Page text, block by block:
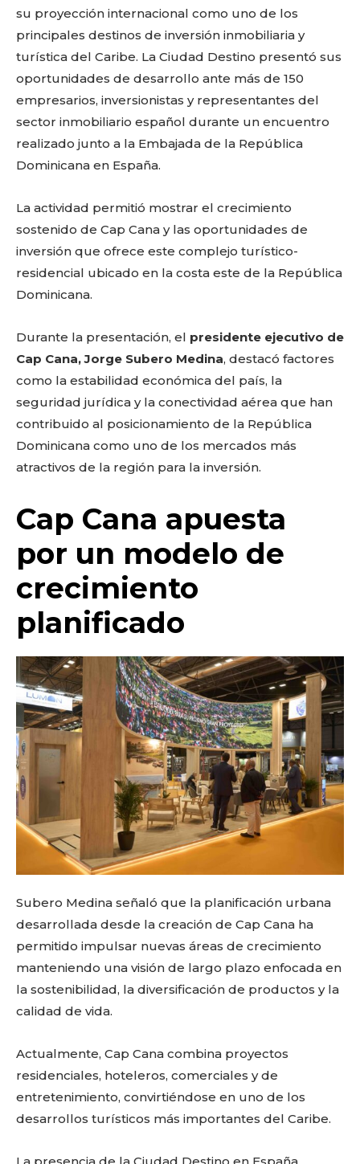
su proyección internacional como uno de los
principales destinos de inversión inmobiliaria y
turística del Caribe. La Ciudad Destino presentó sus
oportunidades de desarrollo ante más de 150
empresarios, inversionistas y representantes del
sector inmobiliario español durante un encuentro
realizado junto a la Embajada de la República
Dominicana en España.
La actividad permitió mostrar el crecimiento
sostenido de Cap Cana y las oportunidades de
inversión que ofrece este complejo turístico-
residencial ubicado en la costa este de la República
Dominicana.
Durante la presentación, el presidente ejecutivo de
Cap Cana, Jorge Subero Medina, destacó factores
como la estabilidad económica del país, la
seguridad jurídica y la conectividad aérea que han
contribuido al posicionamiento de la República
Dominicana como uno de los mercados más
atractivos de la región para la inversión.
Cap Cana apuesta
por un modelo de
crecimiento
planificado
Subero Medina señaló que la planificación urbana
desarrollada desde la creación de Cap Cana ha
permitido impulsar nuevas áreas de crecimiento
manteniendo una visión de largo plazo enfocada en
la sostenibilidad, la diversificación de productos y la
calidad de vida.
Actualmente, Cap Cana combina proyectos
residenciales, hoteleros, comerciales y de
entretenimiento, convirtiéndose en uno de los
desarrollos turísticos más importantes del Caribe.